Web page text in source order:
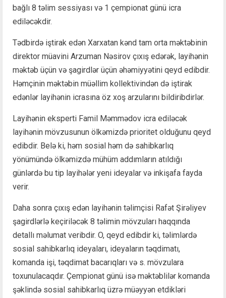
bağlı 8 təlim sessiyası və 1 çempionat günü icra
ediləcəkdir.
Tədbirdə iştirak edən Xarxatan kənd tam orta məktəbinin
direktor müavini Arzuman Nəsirov çıxış edərək, layihənin
məktəb üçün və şagirdlər üçün əhəmiyyətini qeyd edibdir.
Həmçinin məktəbin müəllim kollektivindən də iştirak
edənlər layihənin icrasına öz xoş arzularını bildiribdirlər.
Layihənin eksperti Famil Məmmədov icra ediləcək
layihənin mövzusunun ölkəmizdə prioritet olduğunu qeyd
edibdir. Belə ki, həm sosial həm də sahibkarlıq
yönümündə ölkəmizdə mühüm addımların atıldığı
günlərdə bu tip layihələr yeni ideyalar və inkişafa fayda
verir.
Daha sonra çıxış edən layihənin təlimçisi Rafət Şirəliyev
şagirdlərlə keçiriləcək 8 təlimin mövzuları haqqında
detallı məlumat veribdir. O, qeyd edibdir ki, təlimlərdə
sosial sahibkarlıq ideyaları, ideyaların təqdimatı,
komanda işi, təqdimat bacarıqları və s. mövzulara
toxunulacaqdır. Çempionat günü isə məktəblilər komanda
şəklində sosial sahibkarlıq üzrə müəyyən etdikləri